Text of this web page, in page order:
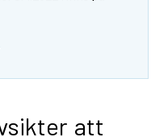
att